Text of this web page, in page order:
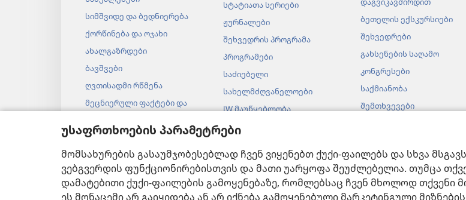
უსაფრთხოების პარამეტრები
მომსახურების გასაუმჯობესებლად ჩვენ ვიყენებთ ქუქი-ფაილებს და სხვა
ვებგვერდის ფუნქციონირებისთვის და მათი უარყოფა შეუძლებელია. თუმცა
დამატებითი ქუქი-ფაილების გამოყენებაზე, რომლებსაც ჩვენ მხოლოდ თქვენი
ეს მონაცემი არ გაიყიდება ან არ იქნება გამოყენებული მარკეტინგული
სიმშვიდე და ბედნიერება
ქორწინება და ოჯახი
ახალგაზრდები
ბავშვები
ღვთისადმი რწმენა
მეცნიერული ფაქტები და
ბიბლია
ისტორიული ფაქტები და
სტატიათა სერიები
ჟურნალები
შეხვედრის პროგრამა
პროგრამები
საძიებელი
სახელმძღვანელოები
JW მაუწყებლობა
ვიდეოები
აუდიოდრამები
ბიბლიის მხატვრული კითხვა
ბეთელის ექსკურსიები
შეხვედრები
გახსენების საღამო
კონგრესები
საქმიანობა
შემთხვევები